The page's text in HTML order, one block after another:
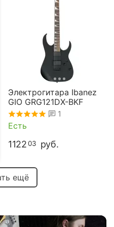
Электрогитара Ibanez
GIO GRG121DX-BKF
1
Есть
1122 03 руб.
ещё